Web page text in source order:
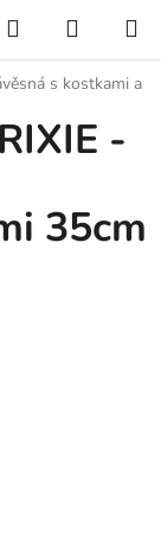
Hledat
KOŠÍK
s kostkami a
-
35cm